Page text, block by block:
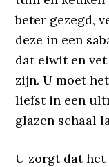
beter gezegd,
deze in een
dat eiwit en
zijn. U moet
liefst in een
glazen schaal
U zorgt dat